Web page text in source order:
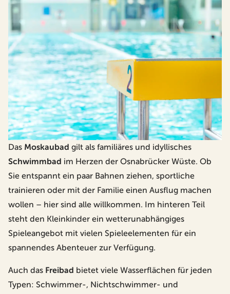
Das Moskaubad gilt als familiäres und idyllisches
Schwimmbad im Herzen der Osnabrücker Wüste. Ob
Sie entspannt ein paar Bahnen ziehen, sportliche
trainieren oder mit der Familie einen Ausflug machen
wollen – hier sind alle willkommen. Im hinteren Teil
steht den Kleinkinder ein wetterunabhängiges
Spieleangebot mit vielen Spieleelementen für ein
spannendes Abenteuer zur Verfügung.
Auch das Freibad bietet viele Wasserflächen für jeden
Typen: Schwimmer-, Nichtschwimmer- und